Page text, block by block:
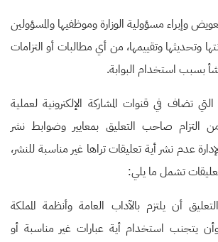
وإبراء مسؤولية الوزارة وموظفيها والمسؤولين
وتحديثها وتقييمها، من أي مطالبات أو التزامات
بسبب استخدام البوابة.
تضاف في قنوات المشاركة الإلكترونية لعملية
التزام صاحب التعليق بمعايير وضوابط نشر
عدم نشر أية تعليقات تراها غير مناسبة للنشر،
تشمل ما يلي:
أن يلتزم بالآداب العامة وأنظمة المملكة
وأن يتجنب استخدام أية عبارات غير مناسبة أو